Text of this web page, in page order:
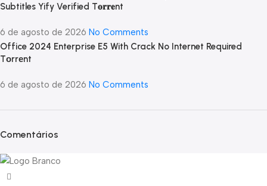
Subtitles Yify Verified T𝐨𝐫𝐫𝐞nt
6 de agosto de 2026 No Comments
Office 2024 Enterprise E5 With Crack No Internet Required
Tоrrеnt
6 de agosto de 2026 No Comments
Comentários